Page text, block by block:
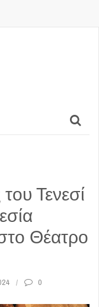
Τενεσί
Θέατρο
0